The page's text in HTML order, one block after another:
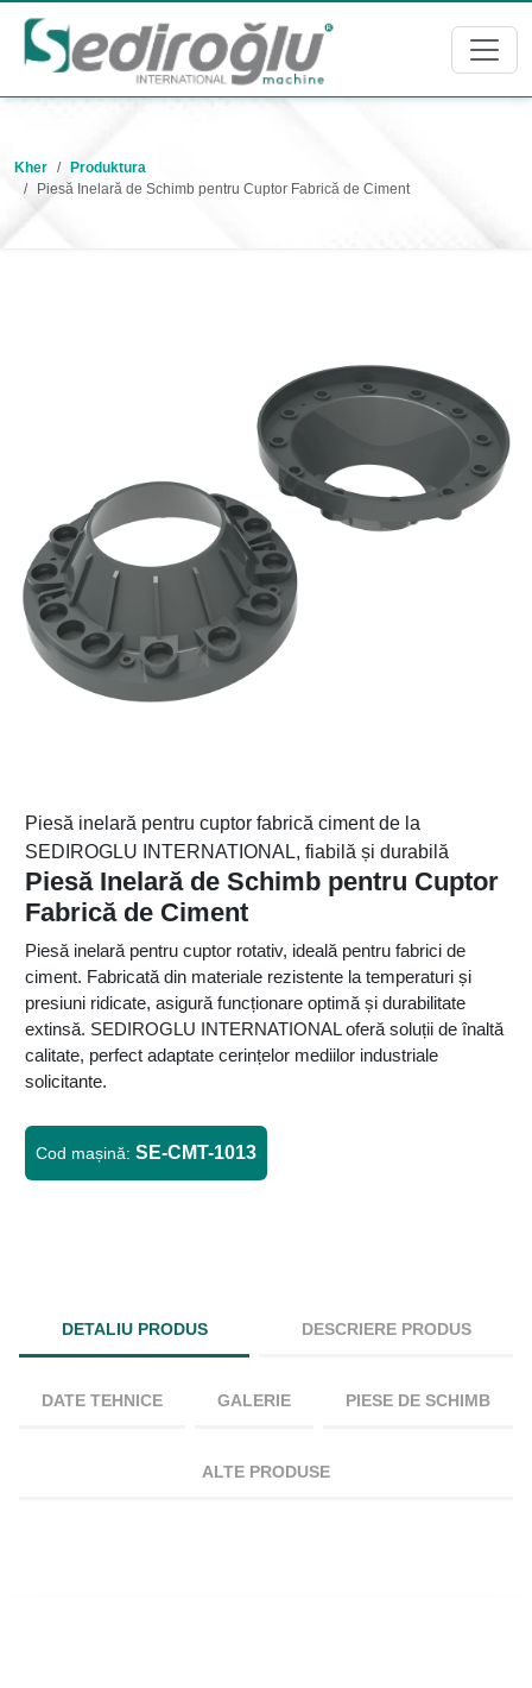
Kher
Produktura
Piesă Inelară de Schimb pentru Cuptor Fabrică de Ciment
Piesă inelară pentru cuptor fabrică ciment de la
SEDIROGLU INTERNATIONAL, fiabilă și durabilă
Piesă Inelară de Schimb pentru Cuptor
Fabrică de Ciment
Piesă inelară pentru cuptor rotativ, ideală pentru fabrici de
ciment. Fabricată din materiale rezistente la temperaturi și
presiuni ridicate, asigură funcționare optimă și durabilitate
extinsă. SEDIROGLU INTERNATIONAL oferă soluții de înaltă
calitate, perfect adaptate cerințelor mediilor industriale
solicitante.
Cod mașină: SE-CMT-1013
DETALIU PRODUS DESCRIERE PRODUS
DATE TEHNICE GALERIE PIESE DE SCHIMB
ALTE PRODUSE